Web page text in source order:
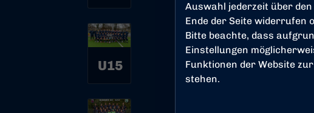
Auswahl jederzeit über den
Ende der Seite widerrufen
Bitte beachte, dass
Einstellungen
Funktionen der Website
stehen.
U15